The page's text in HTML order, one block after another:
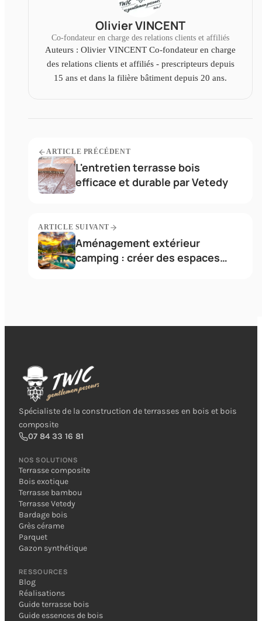
Olivier VINCENT
Co-fondateur en charge des relations clients et affiliés
Auteurs : Olivier VINCENT Co-fondateur en charge
des relations clients et affiliés - prescripteurs depuis
15 ans et dans la filière bâtiment depuis 20 ans.
ARTICLE PRÉCÉDENT
L'entretien terrasse bois
efficace et durable par Vetedy
ARTICLE SUIVANT
Aménagement extérieur
camping : créer des espaces
Spécialiste de la construction de terrasses en bois et bois
composite
07 84 33 16 81
NOS SOLUTIONS
Terrasse composite
Bois exotique
Terrasse bambou
Terrasse Vetedy
Bardage bois
Grès cérame
Parquet
Gazon synthétique
RESSOURCES
Blog
Réalisations
Guide terrasse bois
Guide essences de bois